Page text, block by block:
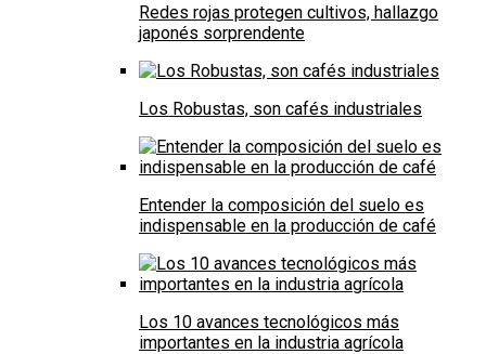
Redes rojas protegen cultivos, hallazgo
japonés sorprendente
Los Robustas, son cafés industriales
Entender la composición del suelo es
indispensable en la producción de café
Los 10 avances tecnológicos más
importantes en la industria agrícola